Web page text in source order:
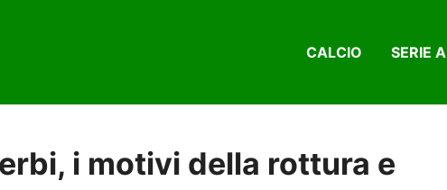
CALCIO SERIE A
i motivi della rottura e